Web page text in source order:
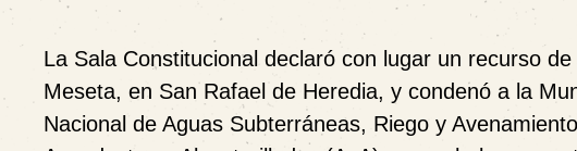
La Sala Constitucional declaró con lugar un recurso
Meseta, en San Rafael de Heredia, y condenó a la
Nacional de Aguas Subterráneas, Riego y